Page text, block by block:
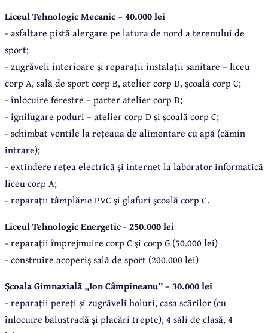
Liceul Tehnologic Mecanic – 40.000 lei
- asfaltare pistă alergare pe latura de nord a terenului de
sport;
- zugrăveli interioare şi reparaţii instalaţii sanitare – liceu
corp A, sală de sport corp B, atelier corp D, şcoală corp C;
- înlocuire ferestre – parter atelier corp D;
- ignifugare poduri – atelier corp D şi şcoală corp C;
- schimbat ventile la reţeaua de alimentare cu apă (cămin
intrare);
- extindere reţea electrică şi internet la laborator informatică
liceu corp A;
- reparaţii tâmplărie PVC şi glafuri şcoală corp C.
Liceul Tehnologic Energetic - 250.000 lei
- reparaţii împrejmuire corp C şi corp G (50.000 lei)
- construire acoperiş sală de sport (200.000 lei)
Şcoala Gimnazială „Ion Câmpineanu” – 30.000 lei
- reparaţii pereţi şi zugrăveli holuri, casa scărilor (cu
înlocuire balustradă şi placări trepte), 4 săli de clasă, 4